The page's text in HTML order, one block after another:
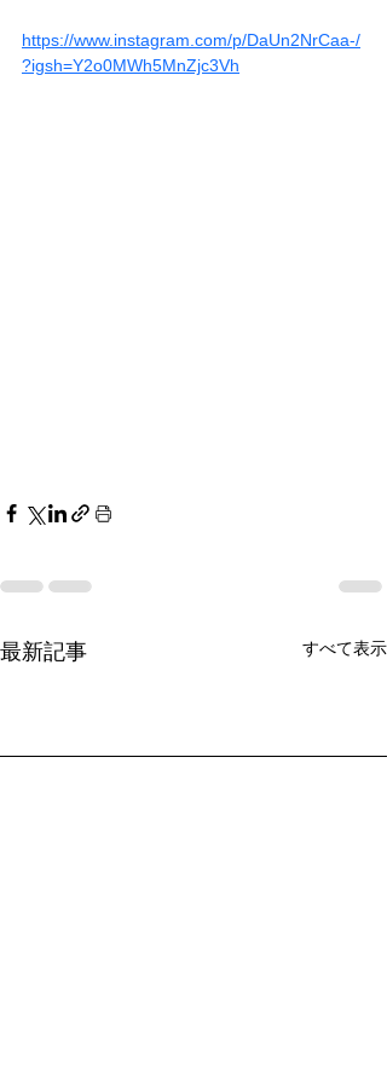
https://www.instagram.com/p/DaUn2NrCaa-/
?igsh=Y2o0MWh5MnZjc3Vh
最新記事 すべて表示